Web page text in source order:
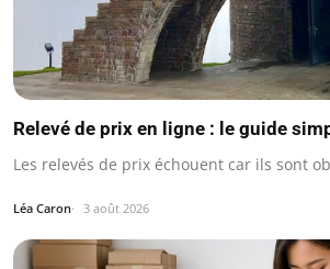
Relevé de prix en ligne : le guide
Les relevés de prix échouent car ils sont
Léa Caron 3 août 2026